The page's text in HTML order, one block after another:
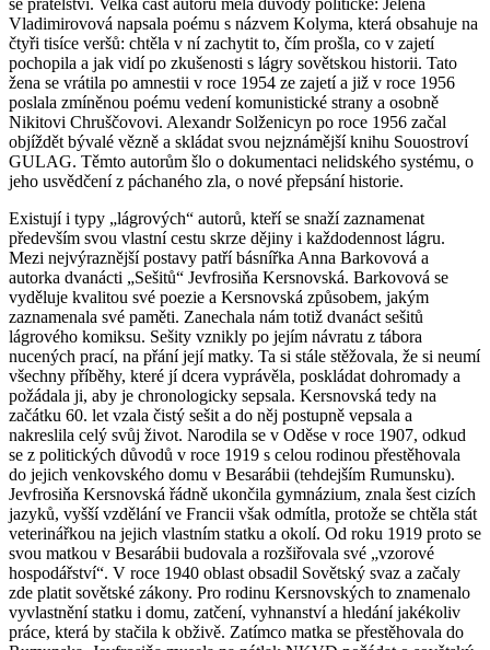
Vladimirovová napsala poému s názvem Kolyma, která obsahuje na
čtyři tisíce veršů: chtěla v ní zachytit to, čím prošla, co v zajetí
pochopila a jak vidí po zkušenosti s lágry sovětskou historii. Tato
žena se vrátila po amnestii v roce 1954 ze zajetí a již v roce 1956
poslala zmíněnou poému vedení komunistické strany a osobně
Nikitovi Chruščovovi. Alexandr Solženicyn po roce 1956 začal
objíždět bývalé vězně a skládat svou nejznámější knihu Souostroví
GULAG. Těmto autorům šlo o dokumentaci nelidského systému, o
jeho usvědčení z páchaného zla, o nové přepsání historie.
Existují i typy „lágrových“ autorů, kteří se snaží zaznamenat
především svou vlastní cestu skrze dějiny i každodennost lágru.
Mezi nejvýraznější postavy patří básnířka Anna Barkovová a
autorka dvanácti „Sešitů“ Jevfrosiňa Kersnovská. Barkovová se
vyděluje kvalitou své poezie a Kersnovská způsobem, jakým
zaznamenala své paměti. Zanechala nám totiž dvanáct sešitů
lágrového komiksu. Sešity vznikly po jejím návratu z tábora
nucených prací, na přání její matky. Ta si stále stěžovala, že si neumí
všechny příběhy, které jí dcera vyprávěla, poskládat dohromady a
požádala ji, aby je chronologicky sepsala. Kersnovská tedy na
začátku 60. let vzala čistý sešit a do něj postupně vepsala a
nakreslila celý svůj život. Narodila se v Oděse v roce 1907, odkud
se z politických důvodů v roce 1919 s celou rodinou přestěhovala
do jejich venkovského domu v Besarábii (tehdejším Rumunsku).
Jevfrosiňa Kersnovská řádně ukončila gymnázium, znala šest cizích
jazyků, vyšší vzdělání ve Francii však odmítla, protože se chtěla stát
veterinářkou na jejich vlastním statku a okolí. Od roku 1919 proto se
svou matkou v Besarábii budovala a rozšiřovala své „vzorové
hospodářství“. V roce 1940 oblast obsadil Sovětský svaz a začaly
zde platit sovětské zákony. Pro rodinu Kersnovských to znamenalo
vyvlastnění statku i domu, zatčení, vyhnanství a hledání jakékoliv
práce, která by stačila k obživě. Zatímco matka se přestěhovala do